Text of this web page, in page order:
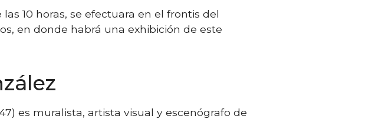
10 horas, se efectuara en el frontis del
en donde habrá una exhibición de este
es muralista, artista visual y escenógrafo de